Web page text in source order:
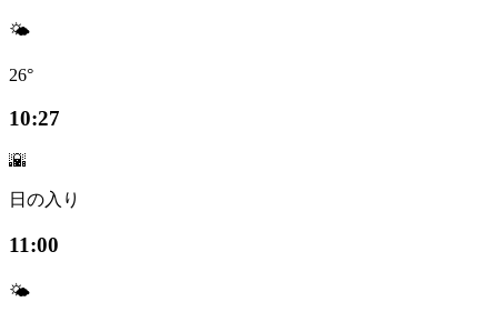
🌤️
26°
10:27
🌇
日の入り
11:00
🌤️